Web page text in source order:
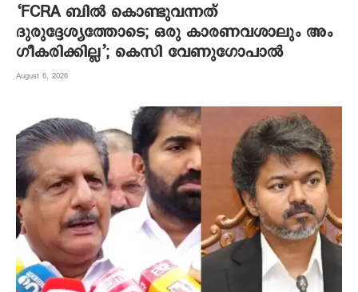
‘FCRA ബിൽ കൊണ്ടുവന്നത്
ദുരുദ്ദേശ്യത്തോടെ; ഒരു കാരണവശാലും അം​
ഗീകരിക്കില്ല’; കെസി വേണു​ഗോപാൽ
August 6, 2026